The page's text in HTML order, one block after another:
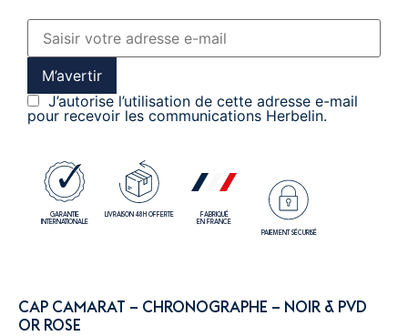
M’avertir
J’autorise l’utilisation de cette adresse e-mail
pour recevoir les communications Herbelin.
GARANTIE
INTERNATIONALE
LIVRAISON 48H OFFERTE
FABRIQUÉ
EN FRANCE
PAIEMENT SÉCURISÉ
CAP CAMARAT – CHRONOGRAPHE – NOIR & PVD
OR ROSE